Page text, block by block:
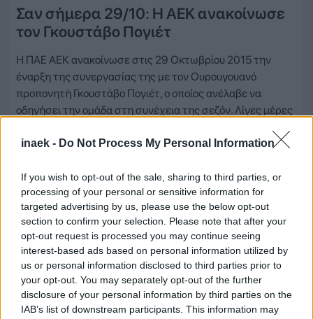
inaek - Do Not Process My Personal Information
If you wish to opt-out of the sale, sharing to third parties, or
processing of your personal or sensitive information for
targeted advertising by us, please use the below opt-out
section to confirm your selection. Please note that after your
opt-out request is processed you may continue seeing
interest-based ads based on personal information utilized by
us or personal information disclosed to third parties prior to
your opt-out. You may separately opt-out of the further
disclosure of your personal information by third parties on the
IAB’s list of downstream participants. This information may
Σαν σήμερα 29/10: Η ΑΕΚ ανακοίνωσε
τον Γκουστάβο Πογιέτ
Η ΠΑΕ ΑΕΚ ανακοίνωσε στις 29 Οκτωβρίου 2015 την
έναρξη της συνεργασίας της με τον Ουρουγουανό
προπονητή Γκουστάβο Πογιέτ, ο οποίος ανέλαβε να
οδηγήσει την ομάδα στη συνέχεια της σεζόν. Λίγες μέρες
πάγκο έπειτα από τη βαριά ήττα στο Καραϊσκάκη…
Δείτε Περισσότερα